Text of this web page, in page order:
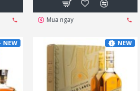
Mua ngay
NEW NEW